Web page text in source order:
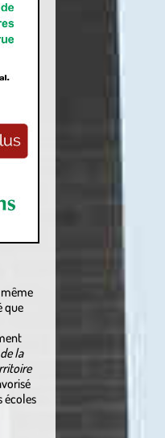
que
la
écoles